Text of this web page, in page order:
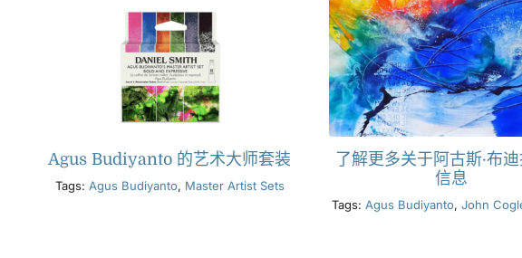
Agus Budiyanto 的艺术大师套装
Tags: Agus Budiyanto, Master Artist Sets
了解更多关于阿古斯·布
信息
Tags: Agus Budiyanto, John